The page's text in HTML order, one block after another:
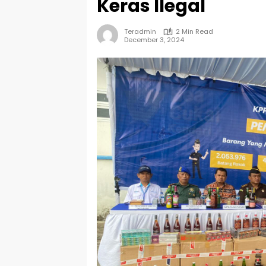
Keras Ilegal
Teradmin
2 Min Read
December 3, 2024